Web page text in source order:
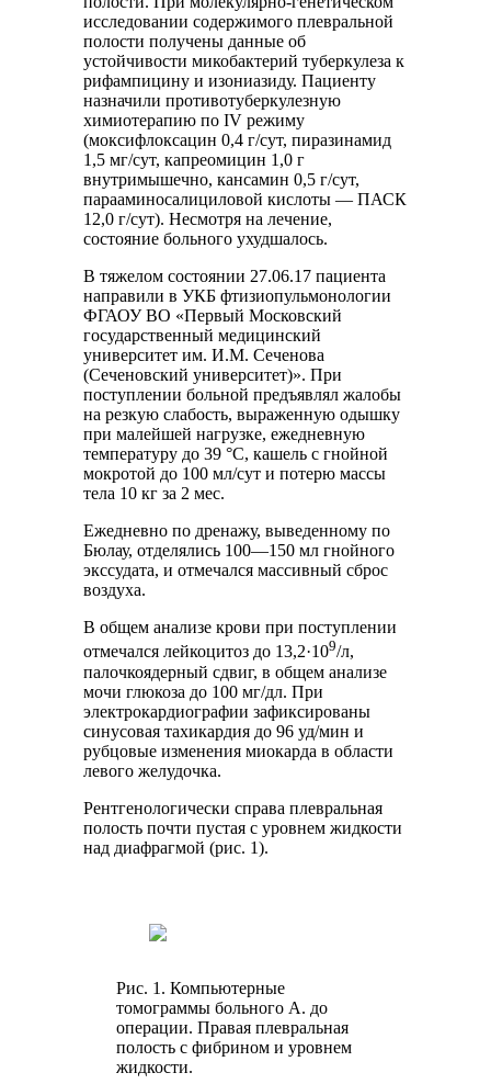
исследовании содержимого плевральной
полости получены данные об
устойчивости микобактерий туберкулеза к
рифампицину и изониазиду. Пациенту
назначили противотуберкулезную
химиотерапию по IV режиму
(моксифлоксацин 0,4 г/сут, пиразинамид
1,5 мг/сут, капреомицин 1,0 г
внутримышечно, кансамин 0,5 г/сут,
парааминосалициловой кислоты ― ПАСК
12,0 г/сут). Несмотря на лечение,
состояние больного ухудшалось.
В тяжелом состоянии 27.06.17 пациента
направили в УКБ фтизиопульмонологии
ФГАОУ ВО «Первый Московский
государственный медицинский
университет им. И.М. Сеченова
(Сеченовский университет)». При
поступлении больной предъявлял жалобы
на резкую слабость, выраженную одышку
при малейшей нагрузке, ежедневную
температуру до 39 °C, кашель с гнойной
мокротой до 100 мл/сут и потерю массы
тела 10 кг за 2 мес.
Ежедневно по дренажу, выведенному по
Бюлау, отделялись 100―150 мл гнойного
экссудата, и отмечался массивный сброс
воздуха.
В общем анализе крови при поступлении
отмечался лейкоцитоз до 13,2·109/л,
палочкоядерный сдвиг, в общем анализе
мочи глюкоза до 100 мг/дл. При
электрокардиографии зафиксированы
синусовая тахикардия до 96 уд/мин и
рубцовые изменения миокарда в области
левого желудочка.
Рентгенологически справа плевральная
полость почти пустая с уровнем жидкости
над диафрагмой (рис. 1).
Рис. 1. Компьютерные
томограммы больного А. до
операции. Правая плевральная
полость с фибрином и уровнем
жидкости.